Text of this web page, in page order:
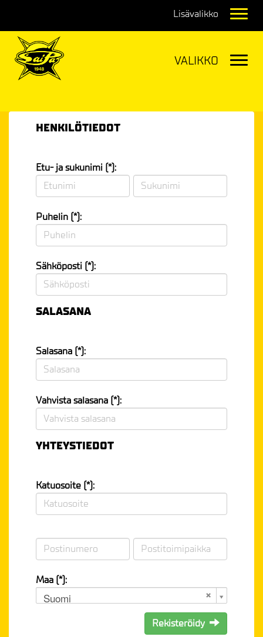
HENKILÖTIEDOT
Etu- ja sukunimi (*):
Puhelin (*):
Sähköposti (*):
SALASANA
Salasana (*):
Vahvista salasana (*):
YHTEYSTIEDOT
Katuosoite (*):
Maa (*):
Suomi
Rekisteröidy